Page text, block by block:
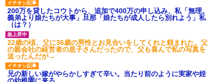
200万を貸したコウトから、追加で400万の申し込み、私「無理。
義弟より娘たちが大事」旦那「娘たちが成人したら別れよう」私
（は？）
22歳の頃、父に36歳の男性とお見合いをしてくれと頼まれた。父
の親会社の経営者の息子さんだったので、父も喜んで私の写真を
送ったんだが→
兄の新しい嫁がやらかしすぎて辛い。当たり前のように実家や姪